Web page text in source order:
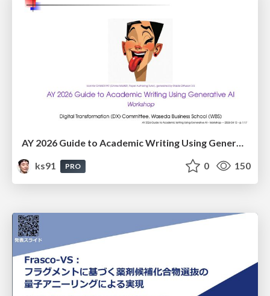
AY 2026 Guide to Academic Writing Using Generative AI - Workshop
ks91
PRO 0 150